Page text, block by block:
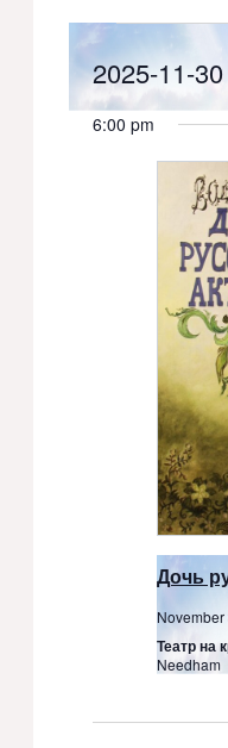
Events
for
2025
2025-11-30
Select
date.
6:00 pm
Дочь
Театр на
Needham